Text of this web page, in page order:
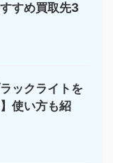
すめ買取先3
ックライトを
使い方も紹